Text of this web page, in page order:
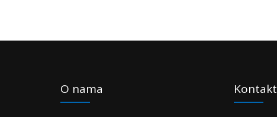
O nama Kontakt